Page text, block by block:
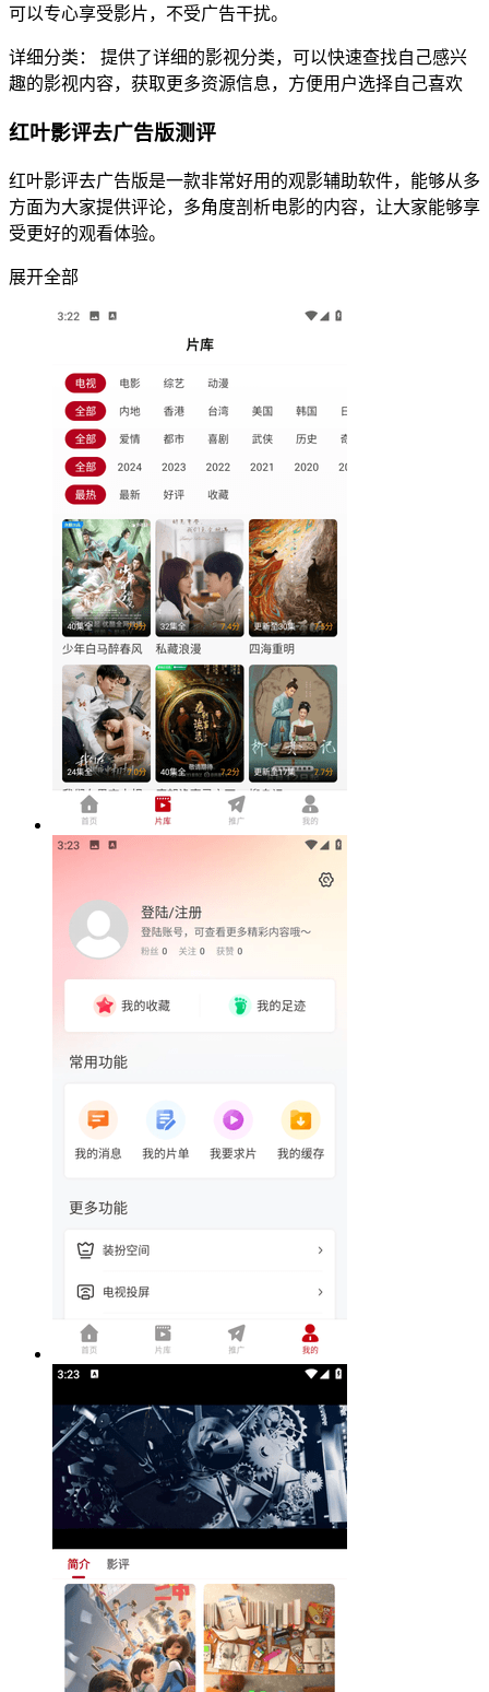
可以专心享受影片，不受广告干扰。
详细分类： 提供了详细的影视分类，可以快速查找自己感兴
趣的影视内容，获取更多资源信息，方便用户选择自己喜欢
红叶影评去广告版测评
红叶影评去广告版是一款非常好用的观影辅助软件，能够从多
方面为大家提供评论，多角度剖析电影的内容，让大家能够享
受更好的观看体验。
展开全部